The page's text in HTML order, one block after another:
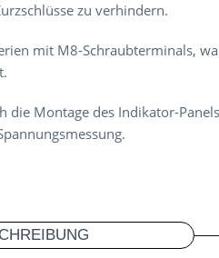
zu verhindern.
mit M8-Schraubterminals,
die Montage des Indikator-